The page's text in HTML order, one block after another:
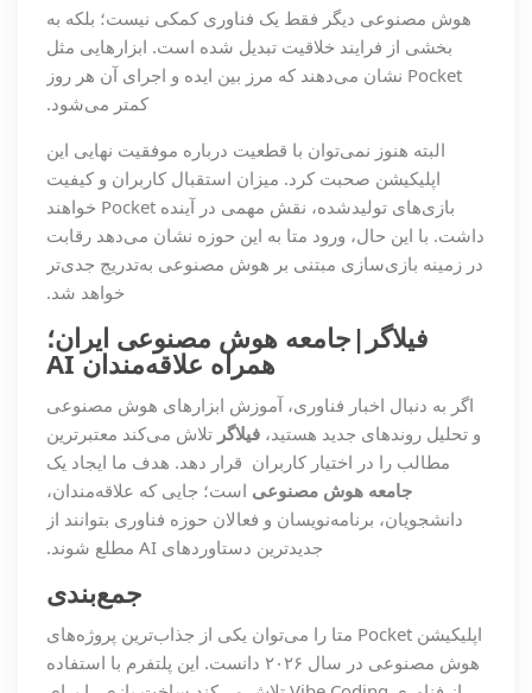
هوش مصنوعی دیگر فقط یک فناوری کمکی نیست؛ بلکه به
بخشی از فرایند خلاقیت تبدیل شده است. ابزارهایی مثل
Pocket نشان می‌دهند که مرز بین ایده و اجرای آن هر روز
کمتر می‌شود.
البته هنوز نمی‌توان با قطعیت درباره موفقیت نهایی این
اپلیکیشن صحبت کرد. میزان استقبال کاربران و کیفیت
بازی‌های تولیدشده، نقش مهمی در آینده Pocket خواهند
داشت. با این حال، ورود متا به این حوزه نشان می‌دهد رقابت
در زمینه بازی‌سازی مبتنی بر هوش مصنوعی به‌تدریج جدی‌تر
خواهد شد.
فیلاگر|جامعه هوش مصنوعی ایران؛
همراه علاقه‌مندانAI
اگر به دنبال اخبار فناوری، آموزش ابزارهای هوش مصنوعی
و تحلیل روندهای جدید هستید، فیلاگر تلاش می‌کند معتبرترین
مطالب را در اختیار کاربران قرار دهد. هدف ما ایجاد یک
جامعه هوش مصنوعی است؛ جایی که علاقه‌مندان،
دانشجویان، برنامه‌نویسان و فعالان حوزه فناوری بتوانند از
جدیدترین دستاوردهای AI مطلع شوند.
جمع‌بندی
اپلیکیشن Pocket متا را می‌توان یکی از جذاب‌ترین پروژه‌های
هوش مصنوعی در سال ۲۰۲۶ دانست. این پلتفرم با استفاده